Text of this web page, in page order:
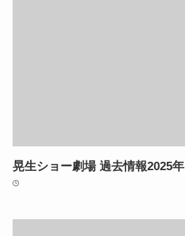
晃生ショー劇場 過去情報2025年